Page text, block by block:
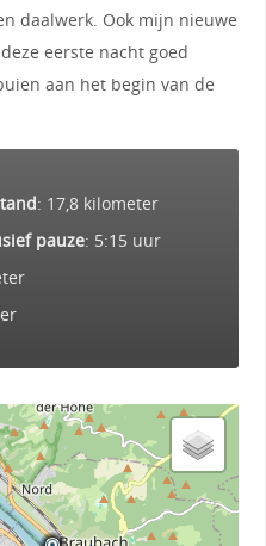
daalwerk. Ook mijn nieuwe
eerste nacht goed
aan het begin van de
: 17,8 kilometer
pauze: 5:15 uur